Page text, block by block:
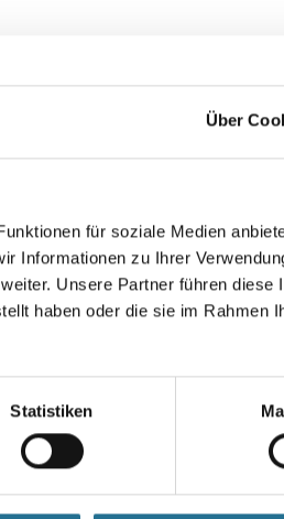
Über
für soziale Medien
Informationen zu Ihrer
Unsere Partner führen diese
haben oder die sie im Rahmen
Statistiken
1001-013681